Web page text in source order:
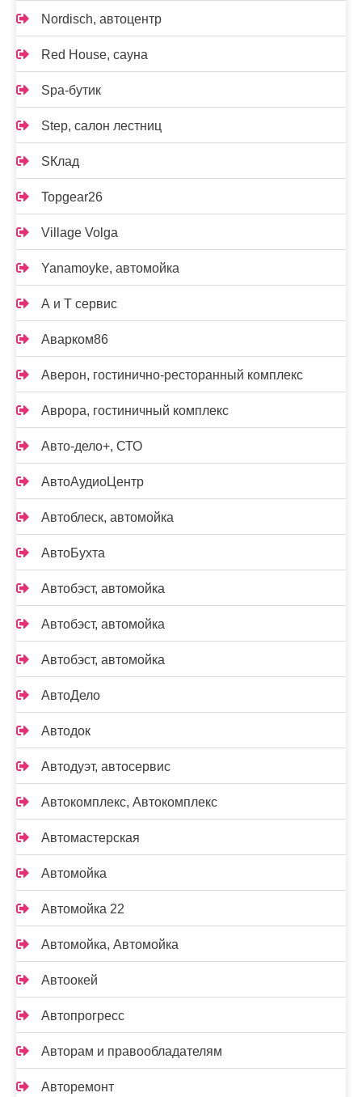
Nordisch, автоцентр
Red House, сауна
Spa-бутик
Step, салон лестниц
SКлад
Topgear26
Village Volga
Yanamoyke, автомойка
А и Т сервис
Аварком86
Аверон, гостинично-ресторанный комплекс
Аврора, гостиничный комплекс
Авто-дело+, СТО
АвтоАудиоЦентр
Автоблеск, автомойка
АвтоБухта
Автобэст, автомойка
Автобэст, автомойка
Автобэст, автомойка
АвтоДело
Автодок
Автодуэт, автосервис
Автокомплекс, Автокомплекс
Автомастерская
Автомойка
Автомойка 22
Автомойка, Автомойка
Автоокей
Автопрогресс
Авторам и правообладателям
Авторемонт